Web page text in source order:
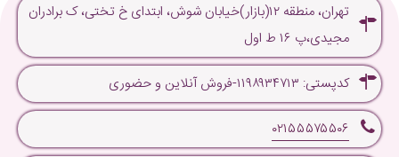
تهران، منطقه ۱۲(بازار)خیابان شوش، ابتدای خ تختی، ک برادران
مجیدی،پ ۱۶ ط اول
کدپستی: ۱۱۹۸۹۳۴۷۱۳-فروش آنلاین و حضوری
۰۲۱۵۵۵۷۵۵۰۶